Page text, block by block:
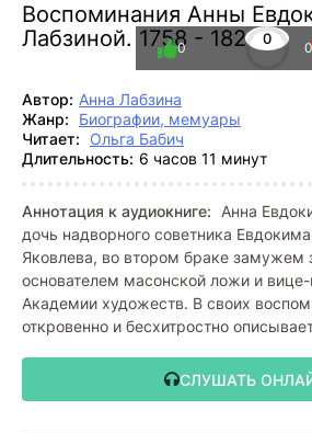
Воспоминания Анны
Лабзиной. 1758 - 18280
0 0
Автор: Анна Лабзина
Жанр:
Биографии, мемуары
Читает: Ольга Бабич
Длительность: 6 часов 11 минут
Аннотация к аудиокниге:
Анна
дочь надворного советника
Яковлева, во втором браке замужем
основателем масонской ложи и
Академии художеств. В своих
откровенно и бесхитростно
СЛУШАТЬ